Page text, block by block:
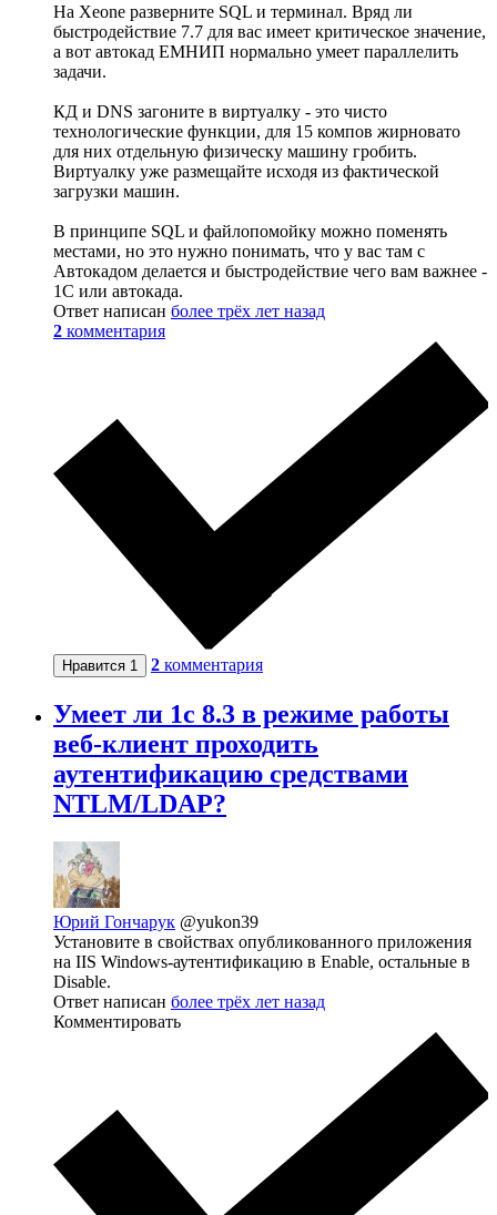
На Xeone разверните SQL и терминал. Вряд ли
быстродействие 7.7 для вас имеет критическое значение,
а вот автокад ЕМНИП нормально умеет параллелить
задачи.
КД и DNS загоните в виртуалку - это чисто
технологические функции, для 15 компов жирновато
для них отдельную физическу машину гробить.
Виртуалку уже размещайте исходя из фактической
загрузки машин.
В принципе SQL и файлопомойку можно поменять
местами, но это нужно понимать, что у вас там с
Автокадом делается и быстродействие чего вам важнее -
1С или автокада.
Ответ написан более трёх лет назад
2 комментария
Нравится 1 2 комментария
Умеет ли 1c 8.3 в режиме работы
веб-клиент проходить
аутентификацию средствами
NTLM/LDAP?
Юрий Гончарук @yukon39
Установите в свойствах опубликованного приложения
на IIS Windows-аутентификацию в Enable, остальные в
Disable.
Ответ написан более трёх лет назад
Комментировать